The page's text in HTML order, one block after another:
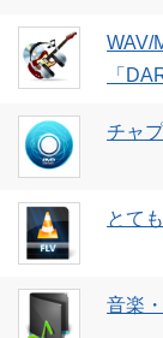
WAV/
「
チャ
とて
音楽